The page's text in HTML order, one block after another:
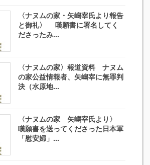
〈ナヌムの家・矢嶋宰氏より報告
と御礼〉 嘆願書に署名してく
ださったみ...
〈ナヌムの家〉報道資料 ナヌム
の家公益情報者、矢嶋宰に無罪判
決（水原地...
〈ナヌムの家 矢嶋宰氏より〉
嘆願書を送ってくださった日本軍
「慰安婦」...